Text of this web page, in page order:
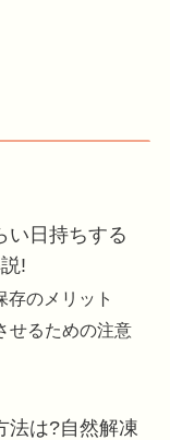
い日持ちする
!
存のメリット
せるための注意
法は?自然解凍